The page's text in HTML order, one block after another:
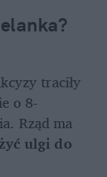
traciły
o 8-
Rząd ma
ulgi do